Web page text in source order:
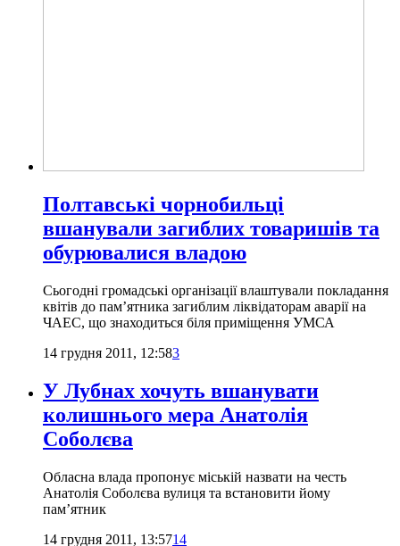
Полтавські чорнобильці
вшанували загиблих товаришів та
обурювалися владою
Сьогодні громадські організації влаштували покладання
квітів до пам’ятника загиблим ліквідаторам аварії на
ЧАЕС, що знаходиться біля приміщення УМСА
14 грудня 2011, 12:583
У Лубнах хочуть вшанувати
колишнього мера Анатолія
Соболєва
Обласна влада пропонує міській назвати на честь
Анатолія Соболєва вулиця та встановити йому
пам’ятник
14 грудня 2011, 13:5714